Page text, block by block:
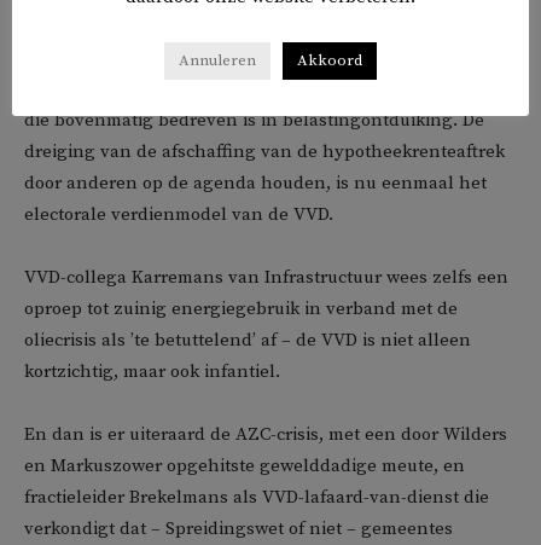
mag een volgend kabinet doen. Hij stelt gewoonweg te
die bovenmatig bedreven is in belastingontduiking. De
dreiging van de afschaffing van de hypotheekrenteaftrek
door anderen op de agenda houden, is nu eenmaal het
electorale verdienmodel van de VVD.
VVD-collega Karremans van Infrastructuur wees zelfs een
oproep tot zuinig energiegebruik in verband met de
oliecrisis als ’te betuttelend’ af – de VVD is niet alleen
kortzichtig, maar ook infantiel.
En dan is er uiteraard de AZC-crisis, met een door Wilders
en Markuszower opgehitste gewelddadige meute, en
fractieleider Brekelmans als VVD-lafaard-van-dienst die
verkondigt dat – Spreidingswet of niet – gemeentes
Annuleren Akkoord